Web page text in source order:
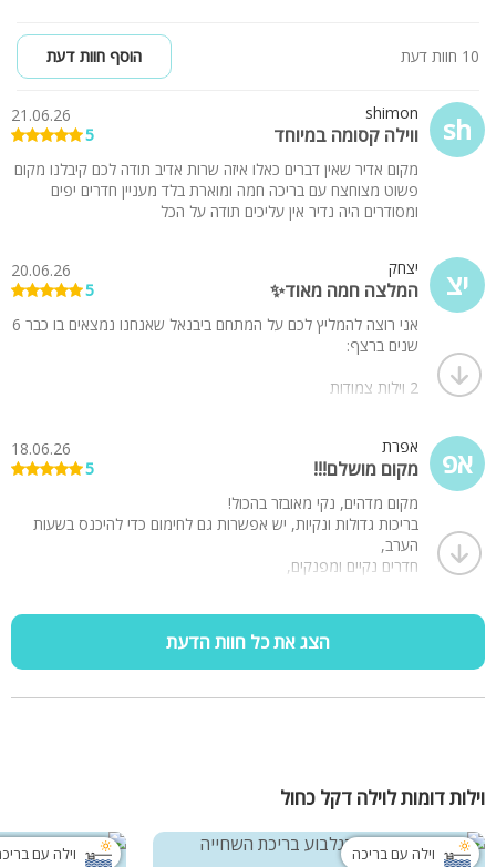
10 חוות דעת הוסף חוות דעת
sh
shimon
ווילה קסומה במיוחד
21.06.26
5
מקום אדיר שאין דברים כאלו איזה שרות אדיב תודה לכם קיבלנו מקום
פשוט מצוחצח עם בריכה חמה ומוארת בלד מעניין חדרים יפים
ומסודרים היה נדיר אין עליכים תודה על הכל
יצ יצחק
המלצה חמה מאוד✨️
20.06.26
5
אני רוצה להמליץ לכם על המתחם ביבנאל שאנחנו נמצאים בו כבר 6
שנים ברצף:
2 וילות צמודות
בכל וילה מטבח עם 2 מקררים, כיריים חשמליות, מיניבר עם מים
קרים וחמים ללא הגבלה, מיקרוגל, תנור וכל מה שצריך
מתאים לשומרי שבת
בחצר של כל וילה:
שולחנות פינג פונג
טרמפולינות לילדים
המארחים קשובים מאוד❤️
אפ אפרת
מקום מושלם!!!
18.06.26
5
מקום מדהים, נקי מאובזר בהכול!
בריכות גדולות ונקיות, יש אפשרות גם לחימום כדי להיכנס בשעות
הערב,
חדרים נקיים ומפנקים,
הצג את כל חוות הדעת
וילות דומות לוילה דקל כחול
וילה עם בריכה וילה עם